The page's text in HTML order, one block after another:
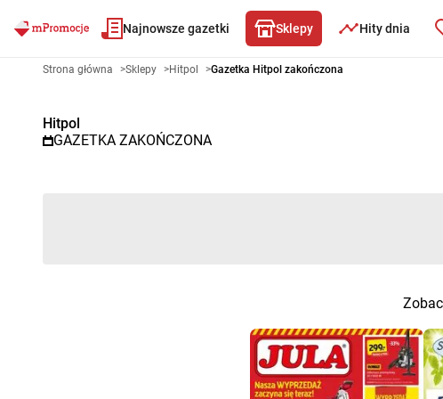
Najnowsze gazetki Sklepy Hity dnia
Gazetka promocyjna Hitpol –
Strona główna >Sklepy >Hitpol >Gazetka Hitpol zakończona
Hitpol
GAZETKA ZAKOŃCZONA